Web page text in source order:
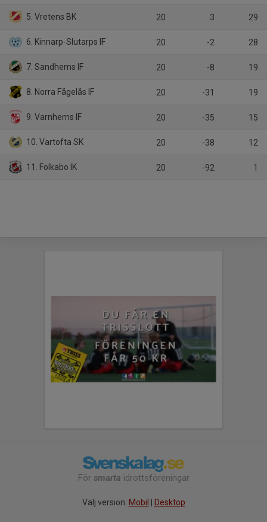
5. Vretens BK 20 3 29
6. Kinnarp-Slutarps IF 20 -2 28
7. Sandhems IF 20 -8 19
8. Norra Fågelås IF 20 -31 19
9. Varnhems IF 20 -35 15
10. Vartofta SK 20 -38 12
11. Folkabo IK 20 -92 1
För smarta idrottsföreningar
Välj version: Mobil Desktop